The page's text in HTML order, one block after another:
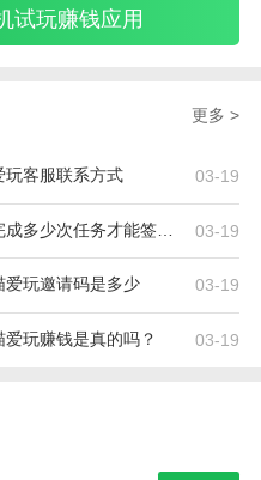
试玩赚钱应用
更多 >
玩客服联系方式 03-19
喵爱玩怎么签到？喵爱玩完成多少次任务才能签到成功？ 03-19
玩邀请码是多少 03-19
玩赚钱是真的吗？ 03-19